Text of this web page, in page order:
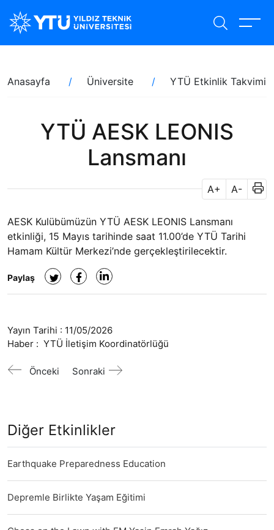
içeriğe
Sayfa
yolu
Anasayfa Üniversite YTÜ Etkinlik Takvimi
YTÜ AESK LEONIS
Lansmanı
A+ A-
AESK Kulübümüzün YTÜ AESK LEONIS Lansmanı
etkinliği, 15 Mayıs tarihinde saat 11.00’de YTÜ Tarihi
Hamam Kültür Merkezi’nde gerçekleştirilecektir.
Paylaş
Yayın Tarihi : 11/05/2026
Haber : YTÜ İletişim Koordinatörlüğü
Önceki Sonraki
Diğer Etkinlikler
Earthquake Preparedness Education
Depremle Birlikte Yaşam Eğitimi